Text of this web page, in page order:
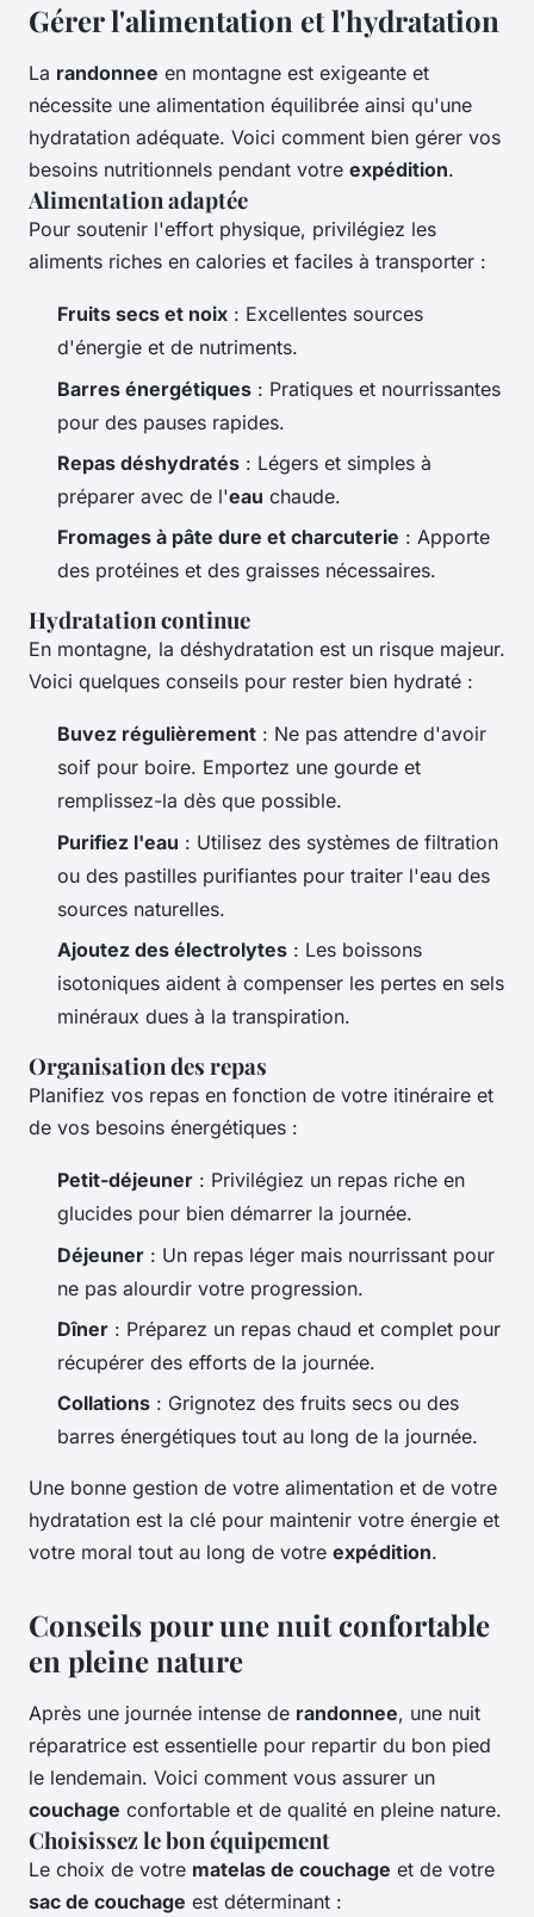
Gérer l'alimentation et l'hydratation
La randonnee en montagne est exigeante et
nécessite une alimentation équilibrée ainsi qu'une
hydratation adéquate. Voici comment bien gérer vos
besoins nutritionnels pendant votre expédition.
Alimentation adaptée
Pour soutenir l'effort physique, privilégiez les
aliments riches en calories et faciles à transporter :
Fruits secs et noix : Excellentes sources
d'énergie et de nutriments.
Barres énergétiques : Pratiques et nourrissantes
pour des pauses rapides.
Repas déshydratés : Légers et simples à
préparer avec de l'eau chaude.
Fromages à pâte dure et charcuterie : Apporte
des protéines et des graisses nécessaires.
Hydratation continue
En montagne, la déshydratation est un risque majeur.
Voici quelques conseils pour rester bien hydraté :
Buvez régulièrement : Ne pas attendre d'avoir
soif pour boire. Emportez une gourde et
remplissez-la dès que possible.
Purifiez l'eau : Utilisez des systèmes de filtration
ou des pastilles purifiantes pour traiter l'eau des
sources naturelles.
Ajoutez des électrolytes : Les boissons
isotoniques aident à compenser les pertes en sels
minéraux dues à la transpiration.
Organisation des repas
Planifiez vos repas en fonction de votre itinéraire et
de vos besoins énergétiques :
Petit-déjeuner : Privilégiez un repas riche en
glucides pour bien démarrer la journée.
Déjeuner : Un repas léger mais nourrissant pour
ne pas alourdir votre progression.
Dîner : Préparez un repas chaud et complet pour
récupérer des efforts de la journée.
Collations : Grignotez des fruits secs ou des
barres énergétiques tout au long de la journée.
Une bonne gestion de votre alimentation et de votre
hydratation est la clé pour maintenir votre énergie et
votre moral tout au long de votre expédition.
Conseils pour une nuit confortable
en pleine nature
Après une journée intense de randonnee, une nuit
réparatrice est essentielle pour repartir du bon pied
le lendemain. Voici comment vous assurer un
couchage confortable et de qualité en pleine nature.
Choisissez le bon équipement
Le choix de votre matelas de couchage et de votre
sac de couchage est déterminant :